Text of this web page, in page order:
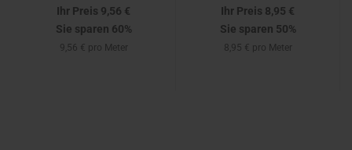
Ihr Preis 9,56 €
Sie sparen 60%
9,56 € pro Meter
Ihr Preis 8,95 €
Sie sparen 50%
8,95 € pro Meter